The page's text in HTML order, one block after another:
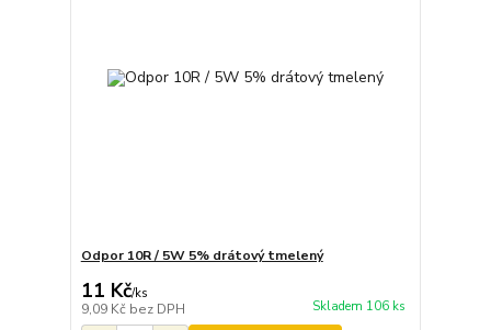
Odpor 10R / 5W 5% drátový tmelený
11 Kč/ks
9,09 Kč bez DPH Skladem 106 ks